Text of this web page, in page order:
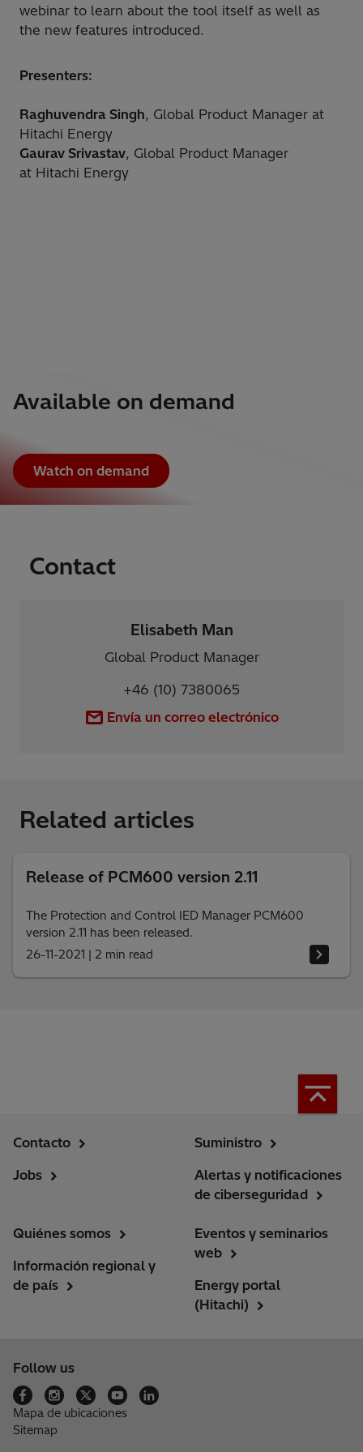
webinar to learn about the tool itself as well as
the new features introduced.
Presenters:
Raghuvendra Singh, Global Product Manager at
Hitachi Energy
Gaurav Srivastav, Global Product Manager
at Hitachi Energy
Available on demand
Watch on demand
Contact
Elisabeth Man
Global Product Manager
+46 (10) 7380065
Envía un correo electrónico
Related articles
Release of PCM600 version 2.11
The Protection and Control IED Manager PCM600
version 2.11 has been released.
26-11-2021 | 2 min read
Contacto
Jobs
Suministro
Alertas y notificaciones
de ciberseguridad
Quiénes somos
Información regional y
de país
Eventos y seminarios
web
Energy portal
(Hitachi)
Follow us
Mapa de ubicaciones
Sitemap